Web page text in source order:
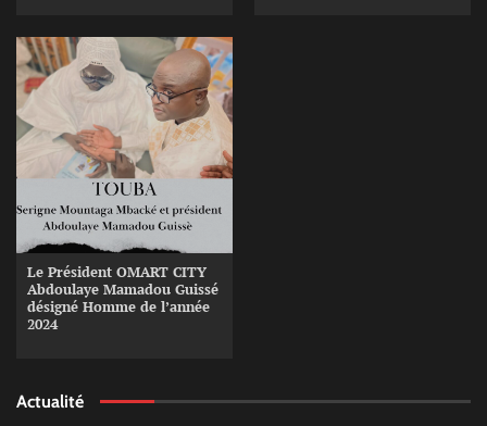
Le Président OMART CITY
Abdoulaye Mamadou Guissé
désigné Homme de l’année
2024
Actualité